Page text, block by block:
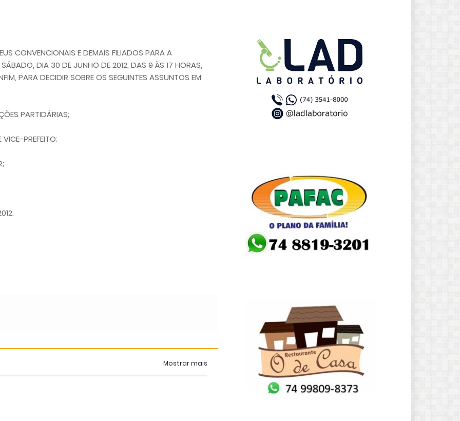
CONVENCIONAIS E DEMAIS FILIADOS PARA A
DIA 30 DE JUNHO DE 2012, DAS 9 ÀS 17 HORAS,
PARA DECIDIR SOBRE OS SEGUINTES ASSUNTOS EM
PARTIDÁRIAS;
PREFEITO;
Mostrar mais